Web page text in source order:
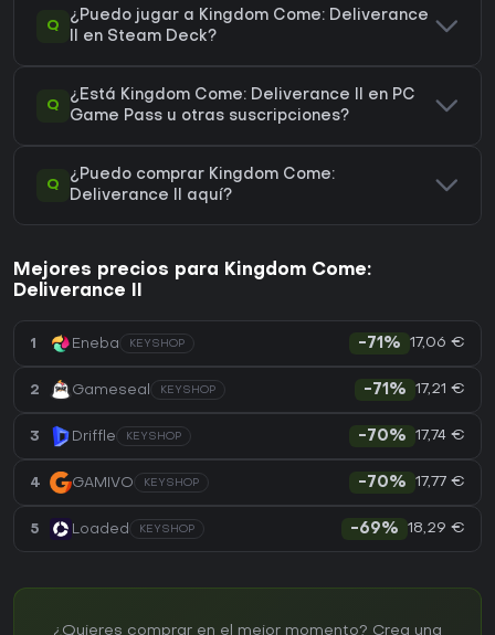
Q
¿Puedo jugar a Kingdom Come: Deliverance
II en Steam Deck?
Q
¿Está Kingdom Come: Deliverance II en PC
Game Pass u otras suscripciones?
Q
¿Puedo comprar Kingdom Come:
Deliverance II aquí?
Mejores precios para Kingdom Come:
Deliverance II
1 Eneba KEYSHOP -71% 17,06 €
2 Gameseal KEYSHOP -71% 17,21 €
3 Driffle KEYSHOP -70% 17,74 €
4 GAMIVO KEYSHOP -70% 17,77 €
5 Loaded KEYSHOP -69% 18,29 €
¿Quieres comprar en el mejor momento? Crea una